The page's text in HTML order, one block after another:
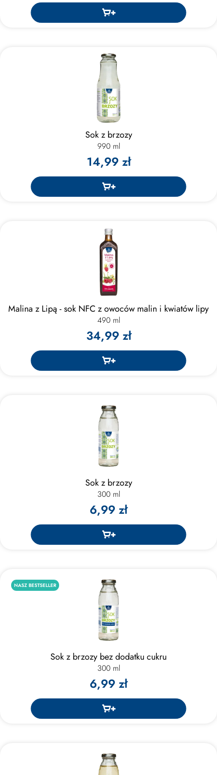
Sok z brzozy
990 ml
14,99 zł
Malina z Lipą - sok NFC z owoców malin i kwiatów lipy
490 ml
34,99 zł
Sok z brzozy
300 ml
6,99 zł
NASZ BESTSELLER
Sok z brzozy bez dodatku cukru
300 ml
6,99 zł